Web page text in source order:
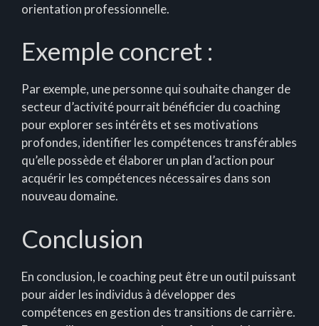
orientation professionnelle.
Exemple concret :
Par exemple, une personne qui souhaite changer de
secteur d’activité pourrait bénéficier du coaching
pour explorer ses intérêts et ses motivations
profondes, identifier les compétences transférables
qu’elle possède et élaborer un plan d’action pour
acquérir les compétences nécessaires dans son
nouveau domaine.
Conclusion
En conclusion, le coaching peut être un outil puissant
pour aider les individus à développer des
compétences en gestion des transitions de carrière.